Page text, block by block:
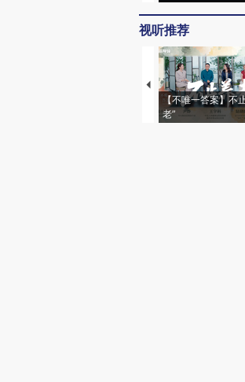
视听推荐
【不唯一答案】不
老”